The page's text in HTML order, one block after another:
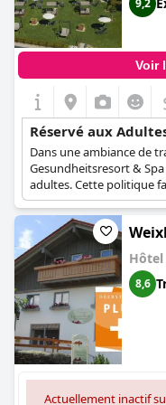
9,2
Voir
Réservé aux
Dans une ambiance de
Gesundheitsresort &
adultes. Cette politique
permettant aux clients
concentrer sur leur
la nutrition, Rosenalp fait
utilisant la sagesse
clients sur la voie du
cure de jeûne
Schroth, du régime
de conseils diététiques
d'experts adaptés aux
création de son premier
son ouverture, Rosenalp
de santé. Aujourd'hui,
éventail d'équipements,
Hôtel
8,6
Actuellement inactif